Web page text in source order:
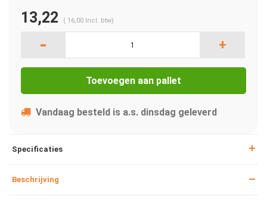
13,22 ( 16,00 Incl. btw)
- +
Toevoegen aan pallet
Vandaag besteld is a.s. dinsdag geleverd
Specificaties
Beschrijving